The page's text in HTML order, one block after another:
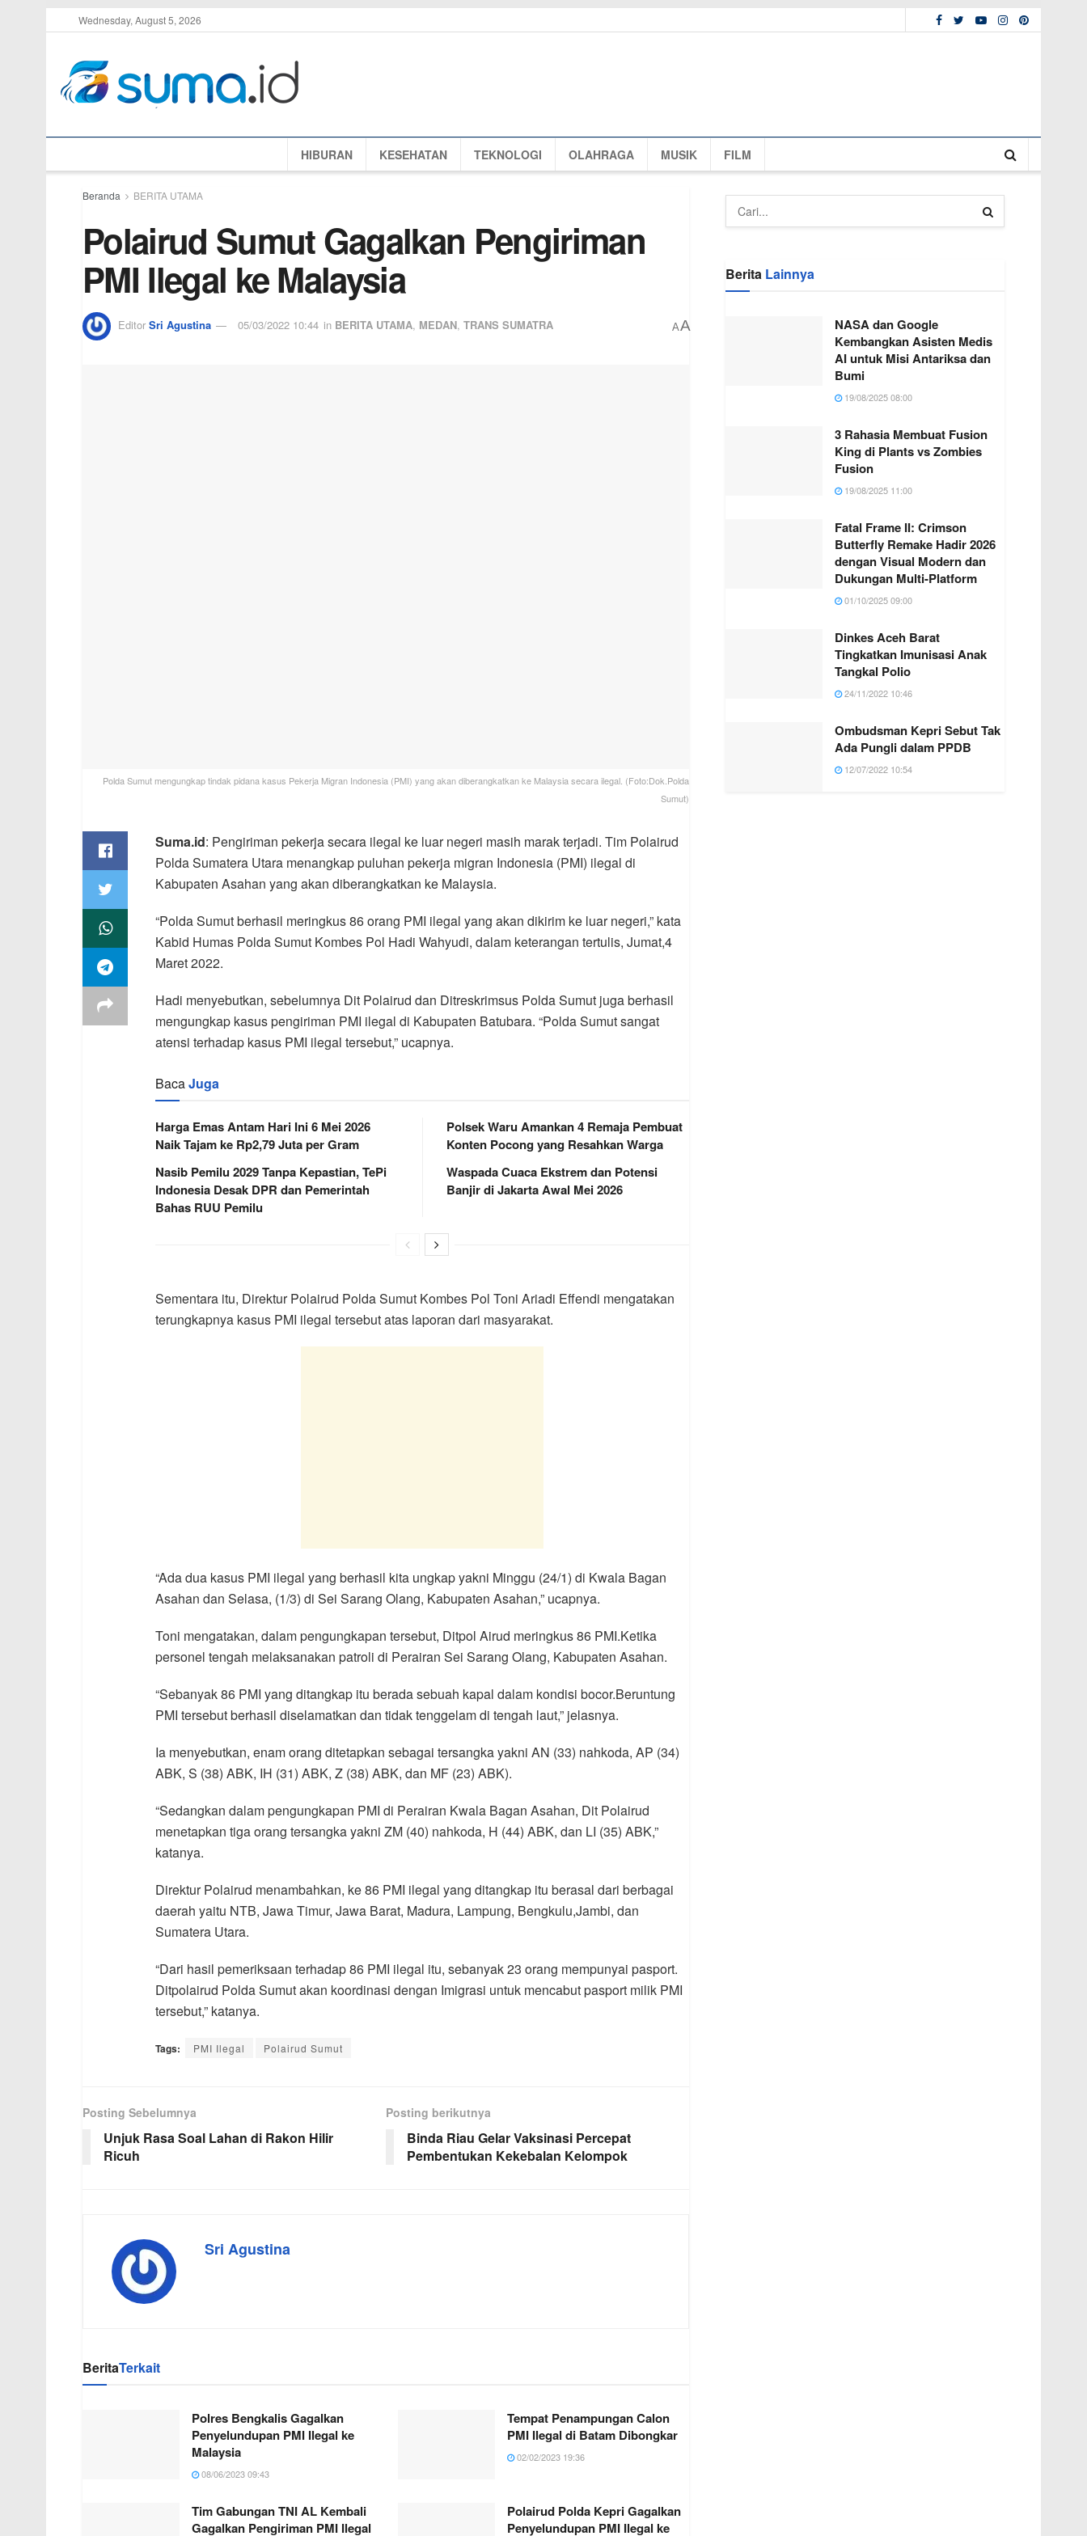
Wednesday, August 5, 2026
HIBURAN KESEHATAN TEKNOLOGI OLAHRAGA MUSIK FILM
Beranda BERITA UTAMA
Polairud Sumut Gagalkan Pengiriman
PMI Ilegal ke Malaysia
Editor Sri Agustina 05/03/2022 10:44 in BERITA UTAMA, MEDAN, TRANS SUMATRA AA
Polda Sumut mengungkap tindak pidana kasus Pekerja Migran Indonesia (PMI) yang akan diberangkatkan ke Malaysia secara ilegal. (Foto:Dok.Polda
Sumut)
Suma.id: Pengiriman pekerja secara ilegal ke luar negeri masih marak terjadi. Tim Polairud
Polda Sumatera Utara menangkap puluhan pekerja migran Indonesia (PMI) ilegal di
Kabupaten Asahan yang akan diberangkatkan ke Malaysia.
“Polda Sumut berhasil meringkus 86 orang PMI ilegal yang akan dikirim ke luar negeri,” kata
Kabid Humas Polda Sumut Kombes Pol Hadi Wahyudi, dalam keterangan tertulis, Jumat,4
Maret 2022.
Hadi menyebutkan, sebelumnya Dit Polairud dan Ditreskrimsus Polda Sumut juga berhasil
mengungkap kasus pengiriman PMI ilegal di Kabupaten Batubara. “Polda Sumut sangat
atensi terhadap kasus PMI ilegal tersebut,” ucapnya.
BacaJuga
Harga Emas Antam Hari Ini 6 Mei 2026
Naik Tajam ke Rp2,79 Juta per Gram
Nasib Pemilu 2029 Tanpa Kepastian, TePi
Indonesia Desak DPR dan Pemerintah
Bahas RUU Pemilu
Polsek Waru Amankan 4 Remaja Pembuat
Konten Pocong yang Resahkan Warga
Waspada Cuaca Ekstrem dan Potensi
Banjir di Jakarta Awal Mei 2026
Sementara itu, Direktur Polairud Polda Sumut Kombes Pol Toni Ariadi Effendi mengatakan
terungkapnya kasus PMI ilegal tersebut atas laporan dari masyarakat.
“Ada dua kasus PMI ilegal yang berhasil kita ungkap yakni Minggu (24/1) di Kwala Bagan
Asahan dan Selasa, (1/3) di Sei Sarang Olang, Kabupaten Asahan,” ucapnya.
Toni mengatakan, dalam pengungkapan tersebut, Ditpol Airud meringkus 86 PMI.Ketika
personel tengah melaksanakan patroli di Perairan Sei Sarang Olang, Kabupaten Asahan.
“Sebanyak 86 PMI yang ditangkap itu berada sebuah kapal dalam kondisi bocor.Beruntung
PMI tersebut berhasil diselamatkan dan tidak tenggelam di tengah laut,” jelasnya.
Ia menyebutkan, enam orang ditetapkan sebagai tersangka yakni AN (33) nahkoda, AP (34)
ABK, S (38) ABK, IH (31) ABK, Z (38) ABK, dan MF (23) ABK).
“Sedangkan dalam pengungkapan PMI di Perairan Kwala Bagan Asahan, Dit Polairud
menetapkan tiga orang tersangka yakni ZM (40) nahkoda, H (44) ABK, dan LI (35) ABK,”
katanya.
Direktur Polairud menambahkan, ke 86 PMI ilegal yang ditangkap itu berasal dari berbagai
daerah yaitu NTB, Jawa Timur, Jawa Barat, Madura, Lampung, Bengkulu,Jambi, dan
Sumatera Utara.
“Dari hasil pemeriksaan terhadap 86 PMI ilegal itu, sebanyak 23 orang mempunyai pasport.
Ditpolairud Polda Sumut akan koordinasi dengan Imigrasi untuk mencabut pasport milik PMI
tersebut,” katanya.
Tags: PMI Ilegal Polairud Sumut
Posting Sebelumnya
Unjuk Rasa Soal Lahan di Rakon Hilir
Ricuh
Posting berikutnya
Binda Riau Gelar Vaksinasi Percepat
Pembentukan Kekebalan Kelompok
Sri Agustina
BeritaTerkait
Polres Bengkalis Gagalkan
Penyelundupan PMI Ilegal ke
Malaysia
08/06/2023 09:43
Tempat Penampungan Calon
PMI Ilegal di Batam Dibongkar
02/02/2023 19:36
Tim Gabungan TNI AL Kembali
Gagalkan Pengiriman PMI Ilegal
Polairud Polda Kepri Gagalkan
Penyelundupan PMI Ilegal ke
Berita Lainnya
NASA dan Google
Kembangkan Asisten Medis
AI untuk Misi Antariksa dan
Bumi
19/08/2025 08:00
3 Rahasia Membuat Fusion
King di Plants vs Zombies
Fusion
19/08/2025 11:00
Fatal Frame II: Crimson
Butterfly Remake Hadir 2026
dengan Visual Modern dan
Dukungan Multi-Platform
01/10/2025 09:00
Dinkes Aceh Barat
Tingkatkan Imunisasi Anak
Tangkal Polio
24/11/2022 10:46
Ombudsman Kepri Sebut Tak
Ada Pungli dalam PPDB
12/07/2022 10:54